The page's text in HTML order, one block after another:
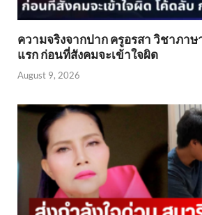
ความจริงจากปาก ครูอรสา วิชาภาษ
แรก ก่อนที่สังคมจะเข้าใจผิด
August 9, 2026